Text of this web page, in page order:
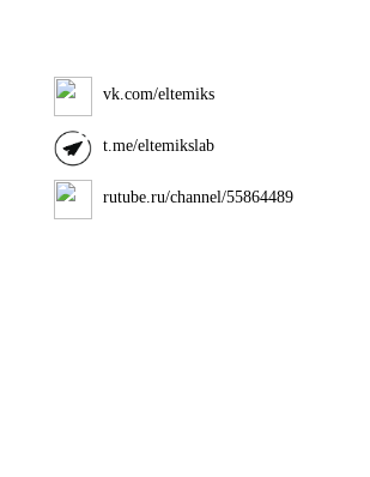
vk.com/eltemiks
t.me/eltemikslab
rutube.ru/channel/55864489